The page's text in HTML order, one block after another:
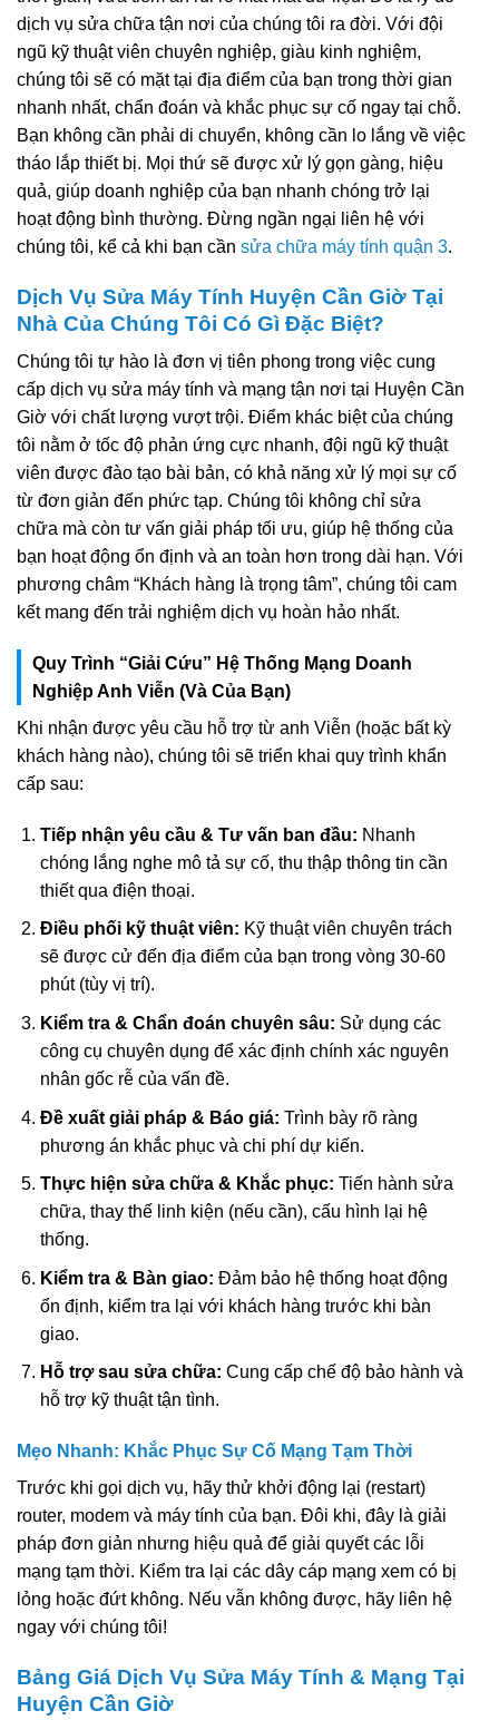
dịch vụ sửa chữa tận nơi của chúng tôi ra đời. Với đội
ngũ kỹ thuật viên chuyên nghiệp, giàu kinh nghiệm,
chúng tôi sẽ có mặt tại địa điểm của bạn trong thời gian
nhanh nhất, chẩn đoán và khắc phục sự cố ngay tại chỗ.
Bạn không cần phải di chuyển, không cần lo lắng về việc
tháo lắp thiết bị. Mọi thứ sẽ được xử lý gọn gàng, hiệu
quả, giúp doanh nghiệp của bạn nhanh chóng trở lại
hoạt động bình thường. Đừng ngần ngại liên hệ với
chúng tôi, kể cả khi bạn cần sửa chữa máy tính quận 3.
Dịch Vụ Sửa Máy Tính Huyện Cần Giờ Tại
Nhà Của Chúng Tôi Có Gì Đặc Biệt?
Chúng tôi tự hào là đơn vị tiên phong trong việc cung
cấp dịch vụ sửa máy tính và mạng tận nơi tại Huyện Cần
Giờ với chất lượng vượt trội. Điểm khác biệt của chúng
tôi nằm ở tốc độ phản ứng cực nhanh, đội ngũ kỹ thuật
viên được đào tạo bài bản, có khả năng xử lý mọi sự cố
từ đơn giản đến phức tạp. Chúng tôi không chỉ sửa
chữa mà còn tư vấn giải pháp tối ưu, giúp hệ thống của
bạn hoạt động ổn định và an toàn hơn trong dài hạn. Với
phương châm “Khách hàng là trọng tâm”, chúng tôi cam
kết mang đến trải nghiệm dịch vụ hoàn hảo nhất.
Quy Trình “Giải Cứu” Hệ Thống Mạng Doanh
Nghiệp Anh Viễn (Và Của Bạn)
Khi nhận được yêu cầu hỗ trợ từ anh Viễn (hoặc bất kỳ
khách hàng nào), chúng tôi sẽ triển khai quy trình khẩn
cấp sau:
Tiếp nhận yêu cầu & Tư vấn ban đầu: Nhanh
chóng lắng nghe mô tả sự cố, thu thập thông tin cần
thiết qua điện thoại.
Điều phối kỹ thuật viên: Kỹ thuật viên chuyên trách
sẽ được cử đến địa điểm của bạn trong vòng 30-60
phút (tùy vị trí).
Kiểm tra & Chẩn đoán chuyên sâu: Sử dụng các
công cụ chuyên dụng để xác định chính xác nguyên
nhân gốc rễ của vấn đề.
Đề xuất giải pháp & Báo giá: Trình bày rõ ràng
phương án khắc phục và chi phí dự kiến.
Thực hiện sửa chữa & Khắc phục: Tiến hành sửa
chữa, thay thế linh kiện (nếu cần), cấu hình lại hệ
thống.
Kiểm tra & Bàn giao: Đảm bảo hệ thống hoạt động
ổn định, kiểm tra lại với khách hàng trước khi bàn
giao.
Hỗ trợ sau sửa chữa: Cung cấp chế độ bảo hành và
hỗ trợ kỹ thuật tận tình.
Mẹo Nhanh: Khắc Phục Sự Cố Mạng Tạm Thời
Trước khi gọi dịch vụ, hãy thử khởi động lại (restart)
router, modem và máy tính của bạn. Đôi khi, đây là giải
pháp đơn giản nhưng hiệu quả để giải quyết các lỗi
mạng tạm thời. Kiểm tra lại các dây cáp mạng xem có bị
lỏng hoặc đứt không. Nếu vẫn không được, hãy liên hệ
ngay với chúng tôi!
Bảng Giá Dịch Vụ Sửa Máy Tính & Mạng Tại
Huyện Cần Giờ